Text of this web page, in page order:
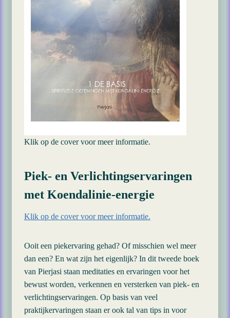
Klik op de cover voor meer informatie.
Piek- en Verlichtingservaringen
met Koendalinie-energie
Klik op de cover voor meer informatie.
Ooit een piekervaring gehad? Of misschien wel meer
dan een? En wat zijn het eigenlijk? In dit tweede boek
van Pierjasi staan meditaties en ervaringen voor het
bewust worden, verkennen en versterken van piek- en
verlichtingservaringen. Op basis van veel
praktijkervaringen staan er ook tal van tips in voor